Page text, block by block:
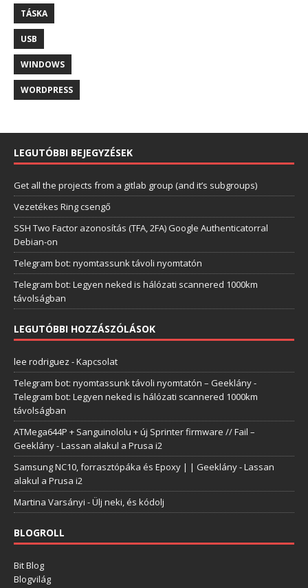
TÁSKA
USB
WINDOWS
WORDPRESS
LEGUTÓBBI BEJEGYZÉSEK
Get all the projects from a gitlab group (and it’s subgroups)
Vezetékes Ring csengő
SSH Two Factor azonosítás (TFA, 2FA) Google Authenticatorral
Debian-on
Telegram bot: nyomtassunk távoli nyomtatón
Telegram bot: Legyen neked is hálózati scannered 1000km
távolságban
LEGUTÓBBI HOZZÁSZÓLÁSOK
lee rodriguez -Kapcsolat
Telegram bot: nyomtassunk távoli nyomtatón – Geeklány-
Telegram bot: Legyen neked is hálózati scannered 1000km
távolságban
ATMega644P + Sanguinololu + új Sprinter firmware // Fail –
Geeklány-Lassan alakul a Prusa i2
Samsung NC10, forrasztópáka és Epoxy | | Geeklány-Lassan
alakul a Prusa i2
Martina Varsányi -Ülj neki, és kódolj
BLOGROLL
Bit Blog
Blogvilág